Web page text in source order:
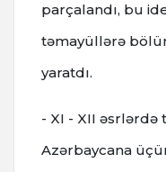
parçalandı, bu
təmayüllərə
yaratdı.
- XI - XII əsrlərdə
Azərbaycana